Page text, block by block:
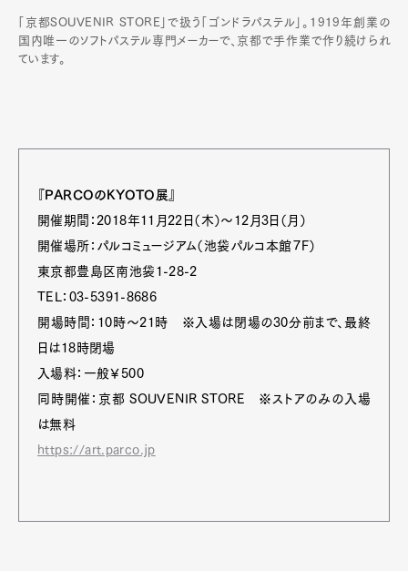
「京都SOUVENIR STORE」で扱う「ゴンドラパステル」。1919年創業の
国内唯一のソフトパステル専門メーカーで、京都で手作業で作り続けられ
ています。
『PARCOのKYOTO展』
開催期間：2018年11月22日（木）～12月3日（月）
開催場所：パルコミュージアム（池袋パルコ本館７F）
東京都豊島区南池袋1-28-2
TEL：03-5391-8686
開場時間：10時～21時 ※入場は閉場の30分前まで、最終
日は18時閉場
入場料：一般￥500
同時開催：京都 SOUVENIR STORE ※ストアのみの入場
は無料
https://art.parco.jp